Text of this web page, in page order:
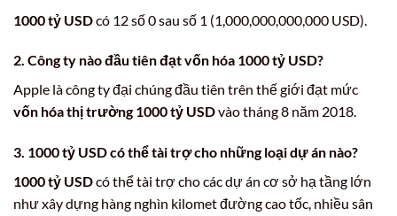
1000 tỷ USDcó 12 số 0 sau số 1 (1,000,000,000,000 USD).
2. Công ty nào đầu tiên đạtvốn hóa 1000 tỷ USD?
Apple là công ty đại chúng đầu tiên trên thế giới đạt mức
vốn hóa thị trường 1000 tỷ USDvào tháng 8 năm 2018.
3. 1000 tỷ USDcó thể tài trợ cho những loại dự án nào?
1000 tỷ USDcó thể tài trợ cho các dự án cơ sở hạ tầng lớn
như xây dựng hàng nghìn kilomet đường cao tốc, nhiều sân